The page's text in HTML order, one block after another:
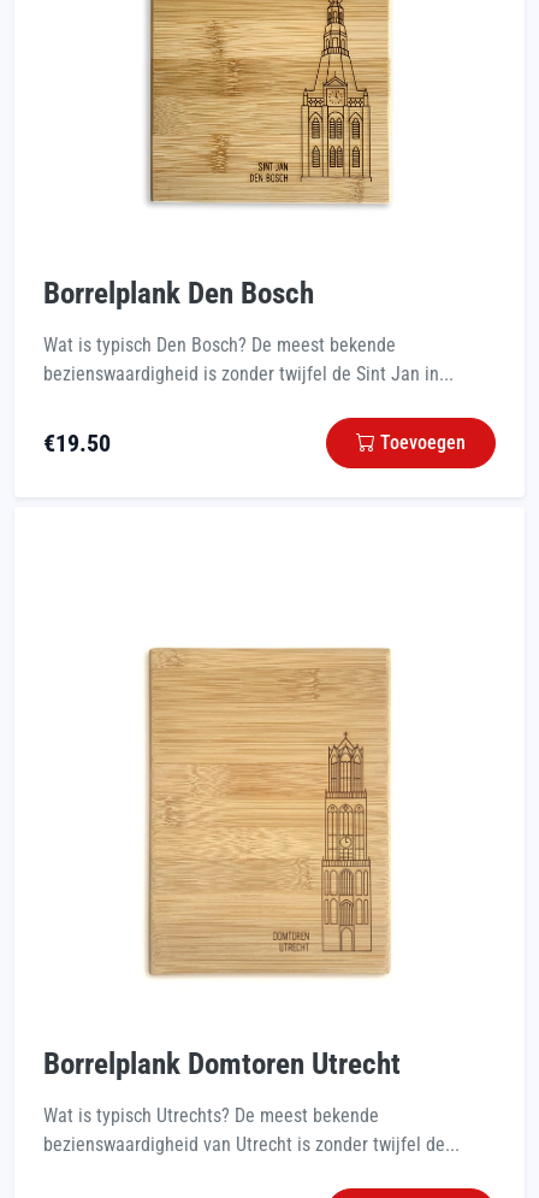
Borrelplank Den Bosch
Wat is typisch Den Bosch? De meest bekende
bezienswaardigheid is zonder twijfel de Sint Jan in...
€19.50 Toevoegen
Borrelplank Domtoren Utrecht
Wat is typisch Utrechts? De meest bekende
bezienswaardigheid van Utrecht is zonder twijfel de...